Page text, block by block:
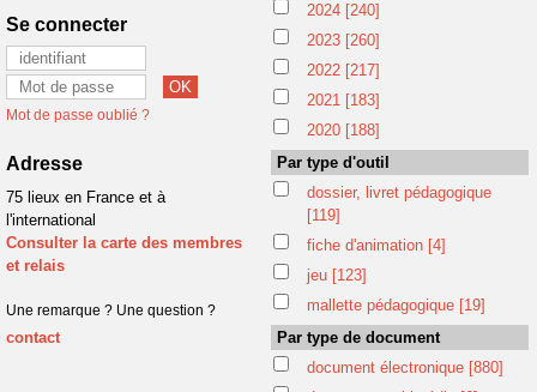
Se connecter
Mot de passe oublié ?
Adresse
75 lieux en France et à
l'international
Consulter la carte des membres
et relais
Une remarque ? Une question ?
contact
2024 [240]
2023 [260]
2022 [217]
2021 [183]
2020 [188]
Par type d'outil
dossier, livret pédagogique
[119]
fiche d'animation [4]
jeu [123]
mallette pédagogique [19]
Par type de document
document électronique [880]